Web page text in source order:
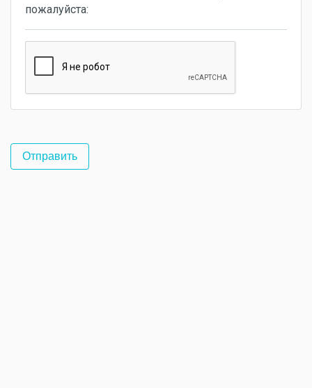
пожалуйста: